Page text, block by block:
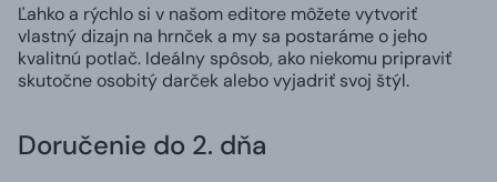
Ľahko a rýchlo si v našom editore môžete vytvoriť
vlastný dizajn na hrnček a my sa postaráme o jeho
kvalitnú potlač. Ideálny spôsob, ako niekomu pripraviť
skutočne osobitý darček alebo vyjadriť svoj štýl.
Doručenie do 2. dňa